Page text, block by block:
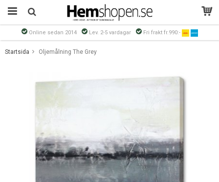
Online sedan 2014 Lev. 2-5 vardagar Fri frakt fr.990:-
Startsida Oljemålning The Grey